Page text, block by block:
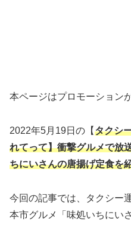
本ページはプロモーション
2022年5月19日の【タクシ
れてって】衝撃グルメで放
ちにいさんの唐揚げ定食を
今回の記事では、タクシー
本市グルメ「味処いちにい